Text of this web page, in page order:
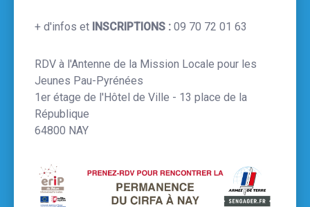
+ d'infos et INSCRIPTIONS : 09 70 72 01 63
RDV à l'Antenne de la Mission Locale pour les
Jeunes Pau-Pyrénées
1er étage de l'Hôtel de Ville - 13 place de la
République
64800 NAY